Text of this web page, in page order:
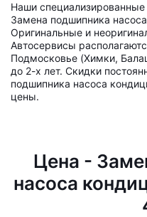
Наши
Замена подшипника
Оригинальные и
Автосервисы
Подмосковье (Химки,
до 2-х лет. Скидки
подшипника насоса
цены.
Цена -
насоса